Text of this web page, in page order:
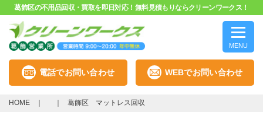
葛飾区の不用品回収・買取を即日対応！無料見積もりならクリーンワークス！
MENU
電話でお問い合わせ WEBでお問い合わせ
HOME 葛飾区 マットレス回収